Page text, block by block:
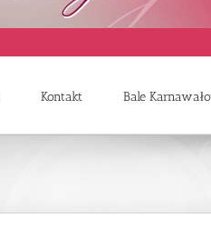
Kontakt Bale